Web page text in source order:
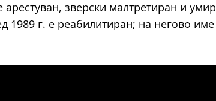
зверски малтретиран и
г. е реабилитиран; на негово